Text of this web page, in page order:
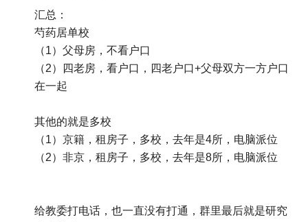
汇总：
芍药居单校
（1）父母房，不看户口
（2）四老房，看户口，四老户口+父母双方一方户口
在一起
其他的就是多校
（1）京籍，租房子，多校，去年是4所，电脑派位
（2）非京，租房子，多校，去年是8所，电脑派位
给教委打电话，也一直没有打通，群里最后就是研究